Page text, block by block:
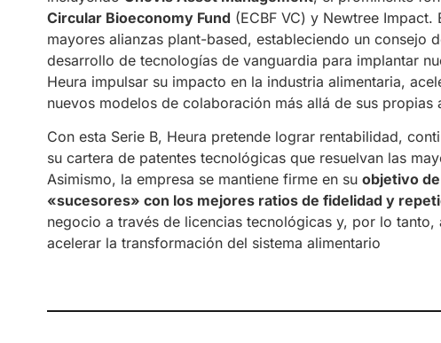
Circular Bioeconomy Fund (ECBF VC) y Newtree
mayores alianzas plant-based, estableciendo un consejo
desarrollo de tecnologías de vanguardia para implantar
Heura impulsar su impacto en la industria alimentaria,
nuevos modelos de colaboración más allá de sus
Con esta Serie B, Heura pretende lograr rentabilidad,
su cartera de patentes tecnológicas que resuelvan las
Asimismo, la empresa se mantiene firme en su objetivo
«sucesores» con los mejores ratios de fidelidad y
negocio a través de licencias tecnológicas y, por lo tanto,
acelerar la transformación del sistema alimentario